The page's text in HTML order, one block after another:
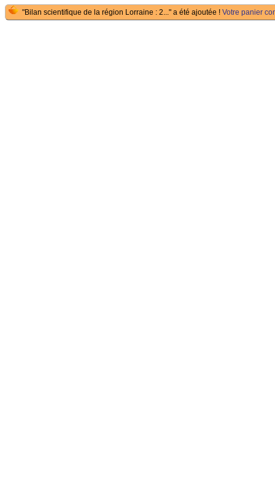
"Bilan scientifique de la région Lorraine : 2..." a été ajoutée ! Votre panier